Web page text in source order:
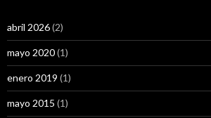
abril 2026(2)
mayo 2020(1)
enero 2019 (1)
mayo 2015 (1)